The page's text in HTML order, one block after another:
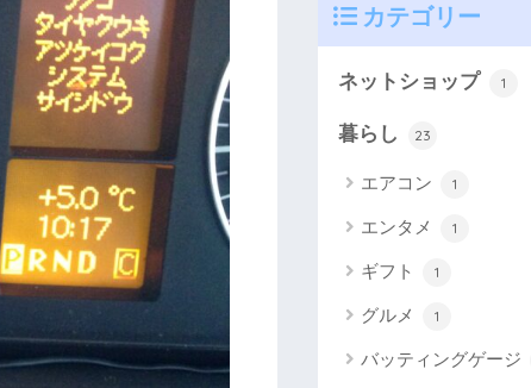
カテゴリー
ネットショップ 1
暮らし 23
エアコン 1
エンタメ 1
ギフト 1
グルメ 1
バッティングゲージ